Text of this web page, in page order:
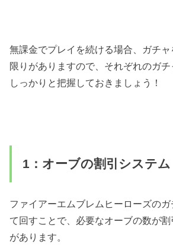
無課金でプレイを続ける場合、ガチ
限りがありますので、それぞれのガ
しっかりと把握しておきましょう！
1：オーブの割引システム
ファイアーエムブレムヒーローズの
て回すことで、必要なオーブの数が
があります。